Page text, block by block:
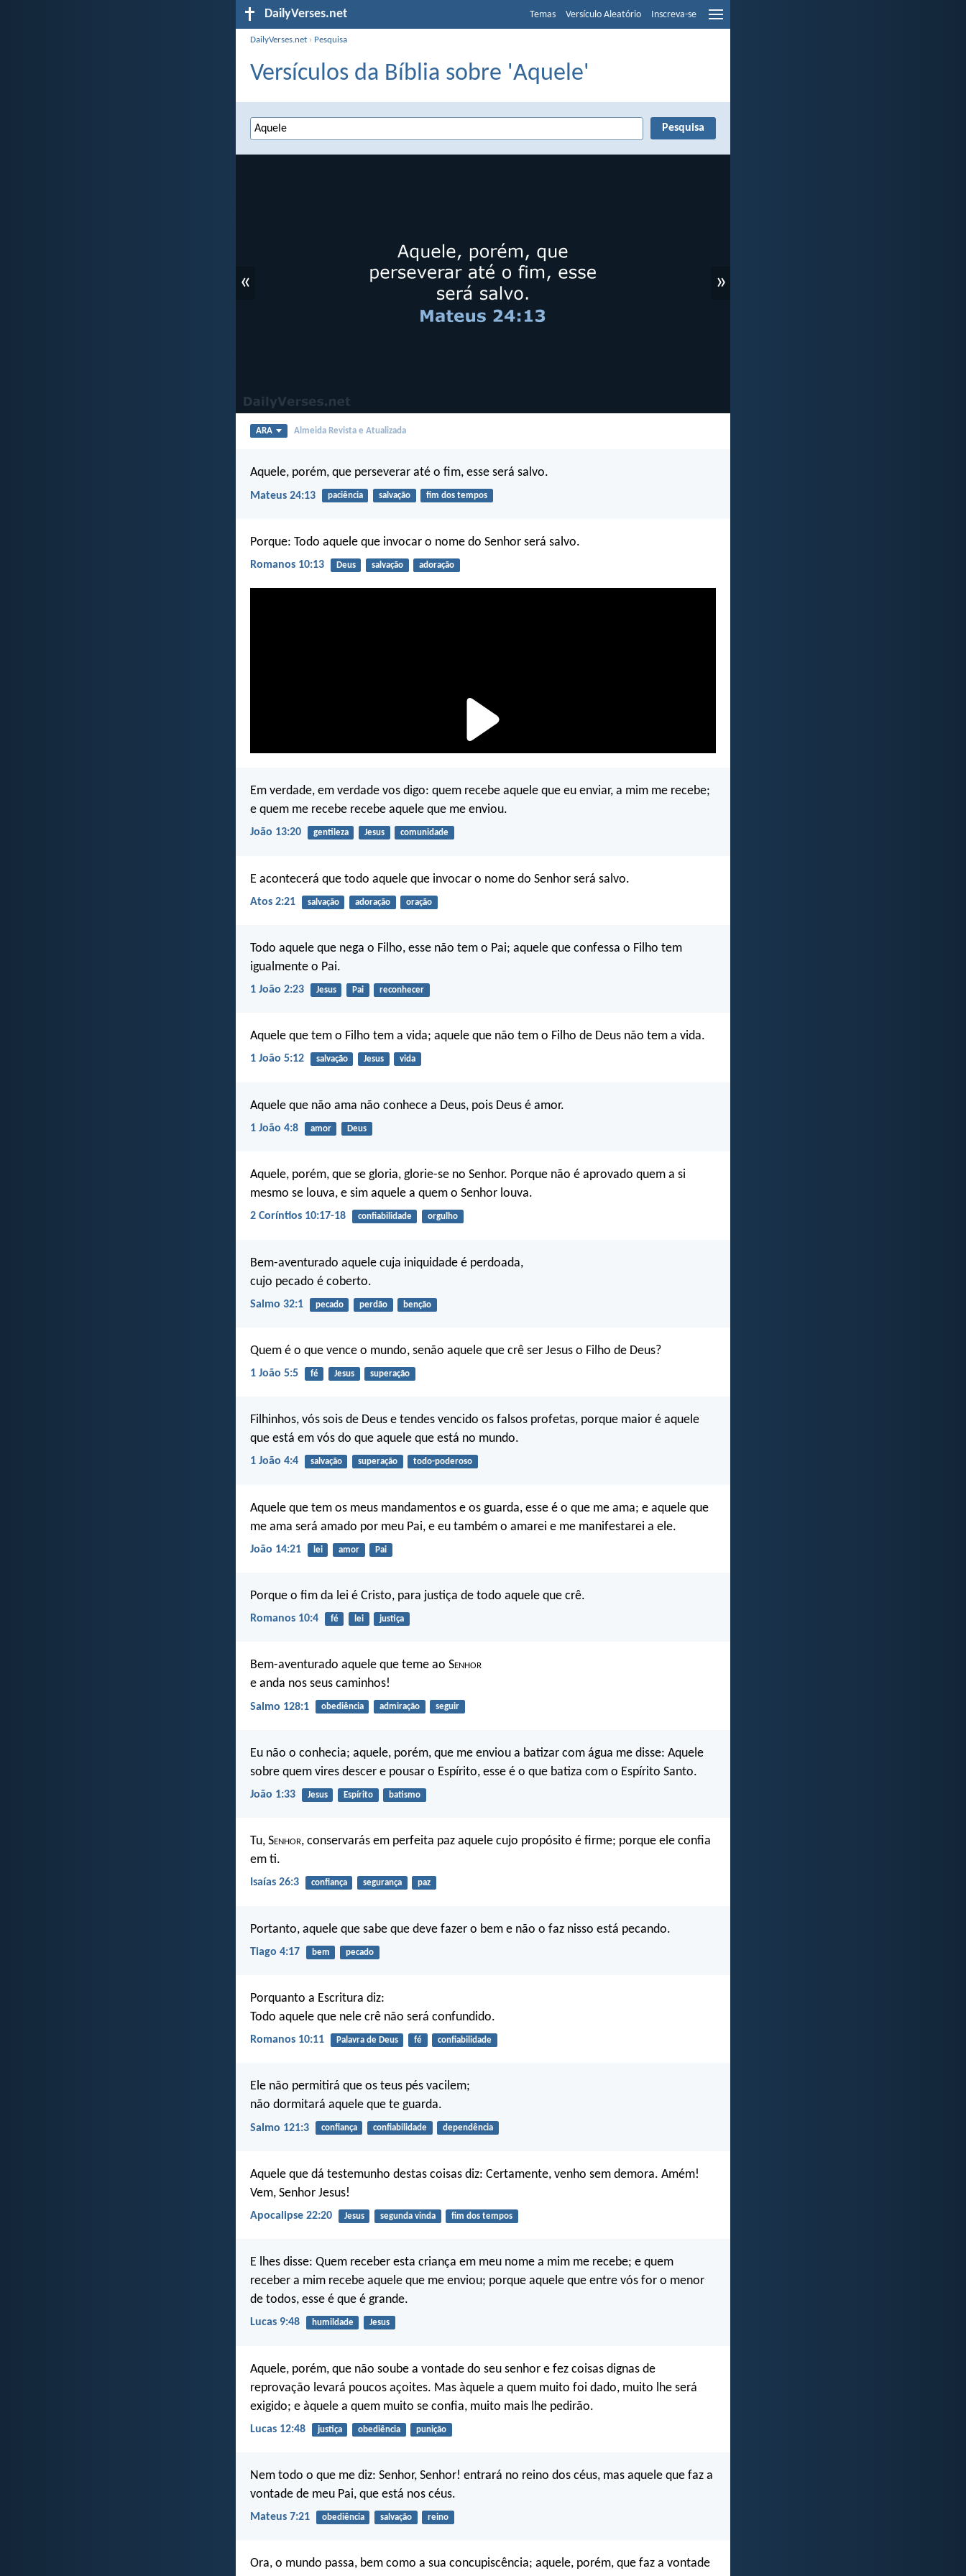
DailyVerses.net Temas Versículo Aleatório Inscreva-se
DailyVerses.net › Pesquisa
Versículos da Bíblia sobre 'Aquele'
« »
ARA Almeida Revista e Atualizada
Aquele, porém, que perseverar até o fim, esse será salvo.
Mateus 24:13 paciência salvação fim dos tempos
Porque: Todo aquele que invocar o nome do Senhor será salvo.
Romanos 10:13 Deus salvação adoração
Em verdade, em verdade vos digo: quem recebe aquele que eu enviar, a mim me recebe;
e quem me recebe recebe aquele que me enviou.
João 13:20 gentileza Jesus comunidade
E acontecerá que todo aquele que invocar o nome do Senhor será salvo.
Atos 2:21 salvação adoração oração
Todo aquele que nega o Filho, esse não tem o Pai; aquele que confessa o Filho tem
igualmente o Pai.
1 João 2:23 Jesus Pai reconhecer
Aquele que tem o Filho tem a vida; aquele que não tem o Filho de Deus não tem a vida.
1 João 5:12 salvação Jesus vida
Aquele que não ama não conhece a Deus, pois Deus é amor.
1 João 4:8 amor Deus
Aquele, porém, que se gloria, glorie-se no Senhor. Porque não é aprovado quem a si
mesmo se louva, e sim aquele a quem o Senhor louva.
2 Coríntios 10:17-18 confiabilidade orgulho
Bem-aventurado aquele cuja iniquidade é perdoada,
cujo pecado é coberto.
Salmo 32:1 pecado perdão benção
Quem é o que vence o mundo, senão aquele que crê ser Jesus o Filho de Deus?
1 João 5:5 fé Jesus superação
Filhinhos, vós sois de Deus e tendes vencido os falsos profetas, porque maior é aquele
que está em vós do que aquele que está no mundo.
1 João 4:4 salvação superação todo-poderoso
Aquele que tem os meus mandamentos e os guarda, esse é o que me ama; e aquele que
me ama será amado por meu Pai, e eu também o amarei e me manifestarei a ele.
João 14:21 lei amor Pai
Porque o fim da lei é Cristo, para justiça de todo aquele que crê.
Romanos 10:4 fé lei justiça
Bem-aventurado aquele que teme ao Senhor
e anda nos seus caminhos!
Salmo 128:1 obediência admiração seguir
Eu não o conhecia; aquele, porém, que me enviou a batizar com água me disse: Aquele
sobre quem vires descer e pousar o Espírito, esse é o que batiza com o Espírito Santo.
João 1:33 Jesus Espírito batismo
Tu, Senhor, conservarás em perfeita paz aquele cujo propósito é firme; porque ele confia
em ti.
Isaías 26:3 confiança segurança paz
Portanto, aquele que sabe que deve fazer o bem e não o faz nisso está pecando.
Tiago 4:17 bem pecado
Porquanto a Escritura diz:
Todo aquele que nele crê não será confundido.
Romanos 10:11 Palavra de Deus fé confiabilidade
Ele não permitirá que os teus pés vacilem;
não dormitará aquele que te guarda.
Salmo 121:3 confiança confiabilidade dependência
Aquele que dá testemunho destas coisas diz: Certamente, venho sem demora. Amém!
Vem, Senhor Jesus!
Apocalipse 22:20 Jesus segunda vinda fim dos tempos
E lhes disse: Quem receber esta criança em meu nome a mim me recebe; e quem
receber a mim recebe aquele que me enviou; porque aquele que entre vós for o menor
de todos, esse é que é grande.
Lucas 9:48 humildade Jesus
Aquele, porém, que não soube a vontade do seu senhor e fez coisas dignas de
reprovação levará poucos açoites. Mas àquele a quem muito foi dado, muito lhe será
exigido; e àquele a quem muito se confia, muito mais lhe pedirão.
Lucas 12:48 justiça obediência punição
Nem todo o que me diz: Senhor, Senhor! entrará no reino dos céus, mas aquele que faz a
vontade de meu Pai, que está nos céus.
Mateus 7:21 obediência salvação reino
Ora, o mundo passa, bem como a sua concupiscência; aquele, porém, que faz a vontade